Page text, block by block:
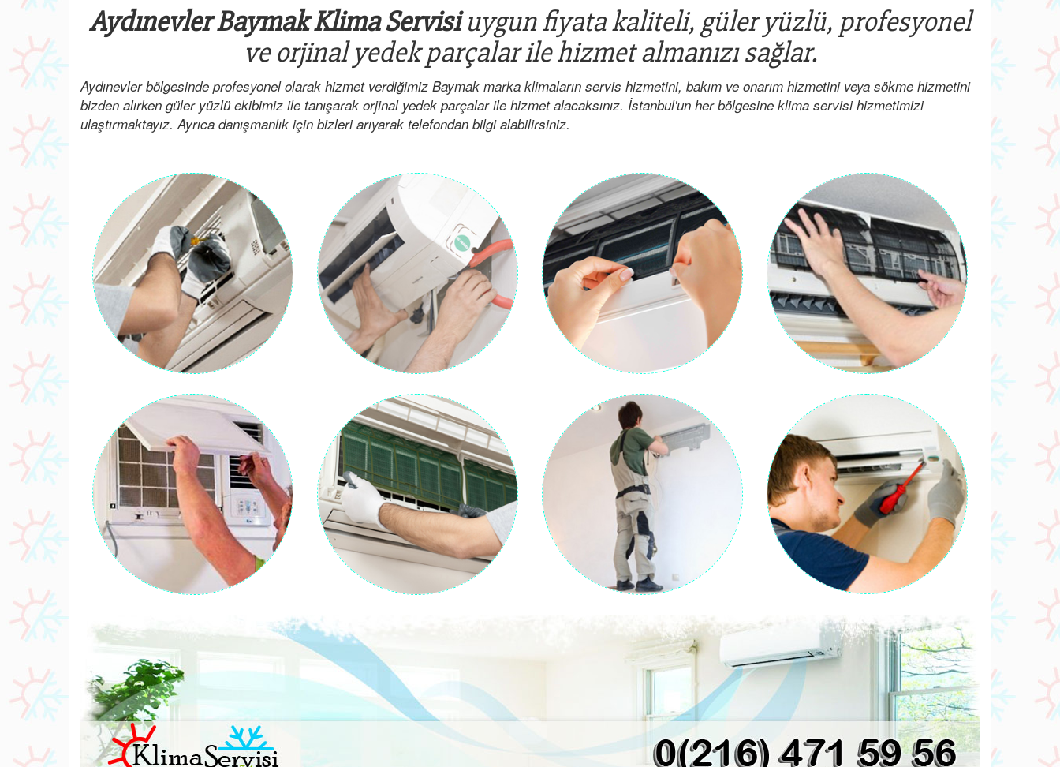
Aydınevler Baymak Klima Servisiuygun fiyata kaliteli, güler yüzlü, profesyonel
ve orjinal yedek parçalar ile hizmet almanızı sağlar.
Aydınevler bölgesinde profesyonel olarak hizmet verdiğimiz Baymak marka klimaların servis hizmetini, bakım ve onarım hizmetini veya sökme hizmetini
bizden alırken güler yüzlü ekibimiz ile tanışarak orjinal yedek parçalar ile hizmet alacaksınız. İstanbul'un her bölgesine klima servisi hizmetimizi
ulaştırmaktayız. Ayrıca danışmanlık için bizleri arıyarak telefondan bilgi alabilirsiniz.